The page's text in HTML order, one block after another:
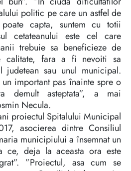
politic pe care un astfel de
capta, suntem cu totii
cetateanului este cel care
trebuie sa beneficieze de
calitate, fara a fi nevoiti sa
judetean sau unul municipal.
important pas înainte spre o
demult asteptata”, a mai
Necula.
proiectul Spitalului Municipal
asocierea dintre Consiliul
municipiului a însemnat un
ce, deja la aceasta ora este
”Proiectul, asa cum se